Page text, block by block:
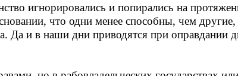
игнорировались и попирались на
что одни менее способны, чем
Да и в наши дни приводятся при